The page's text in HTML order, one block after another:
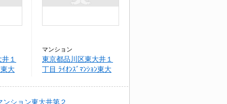
１
大
マンション
東京都品川区東大井１
丁目 ﾗｲｵﾝｽﾞﾏﾝｼｮﾝ東大
ンション東大井第２